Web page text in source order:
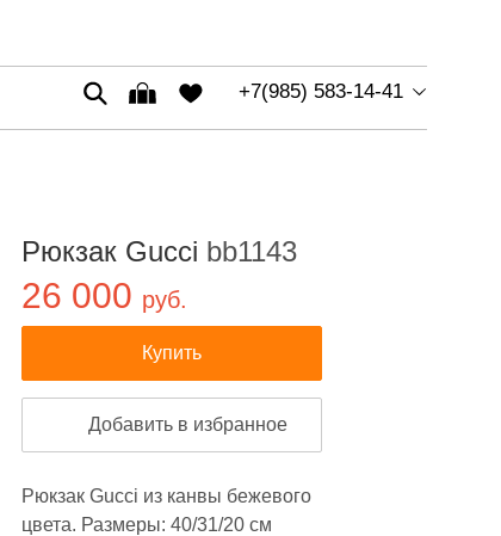
+7(985) 583-14-41
Рюкзак Gucci bb1143
26 000 руб.
Купить
Добавить в избранное
Рюкзак Gucci из канвы бежевого
цвета. Размеры: 40/31/20 см